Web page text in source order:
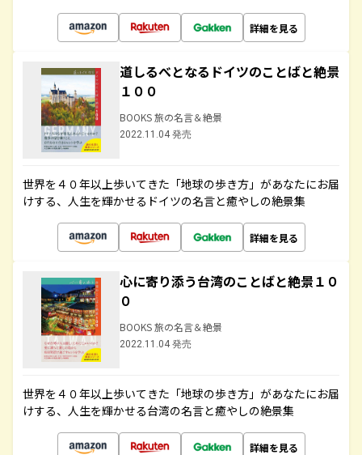
詳細を見る
道しるべとなるドイツのことばと絶景
１００
BOOKS 旅の名言＆絶景
2022.11.04 発売
世界を４０年以上歩いてきた「地球の歩き方」があなたにお届
けする、人生を輝かせるドイツの名言と癒やしの絶景集
詳細を見る
心に寄り添う台湾のことばと絶景１０
０
BOOKS 旅の名言＆絶景
2022.11.04 発売
世界を４０年以上歩いてきた「地球の歩き方」があなたにお届
けする、人生を輝かせる台湾の名言と癒やしの絶景集
詳細を見る